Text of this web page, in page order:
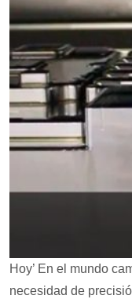
Hoy’ En el mundo
necesidad de